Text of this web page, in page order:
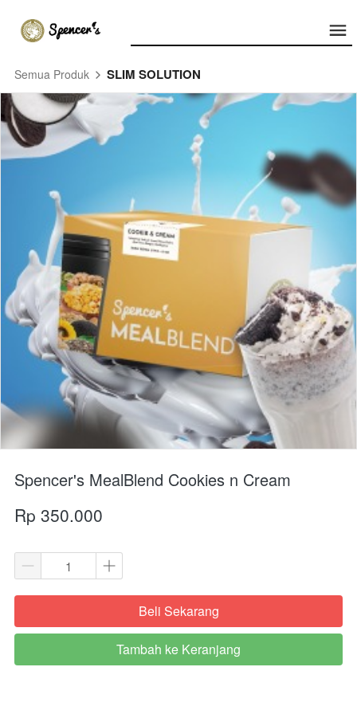
Semua Produk SLIM SOLUTION
Spencer's MealBlend Cookies n Cream
Rp 350.000
`Beli Sekarang
`
Tambah ke Keranjang